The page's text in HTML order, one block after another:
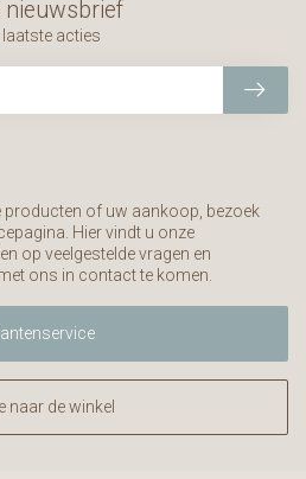
producten of uw aankoop, bezoek
Hier vindt u onze
op veelgestelde vragen en
ons in contact te komen.
naar de winkel
nieuwsbrief
acties